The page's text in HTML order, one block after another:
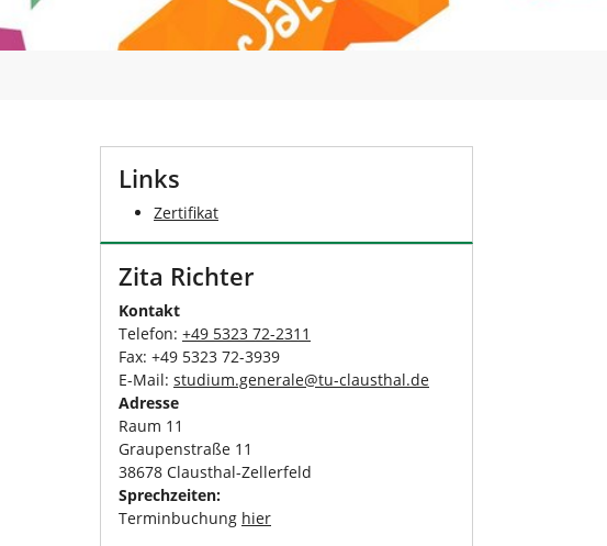
Links
Zertifikat
Zita Richter
Kontakt
Telefon: +49 5323 72-2311
Fax: +49 5323 72-3939
E-Mail: studium.generale@tu-clausthal.de
Adresse
Raum 11
Graupenstraße 11
38678 Clausthal-Zellerfeld
Sprechzeiten:
Terminbuchung hier